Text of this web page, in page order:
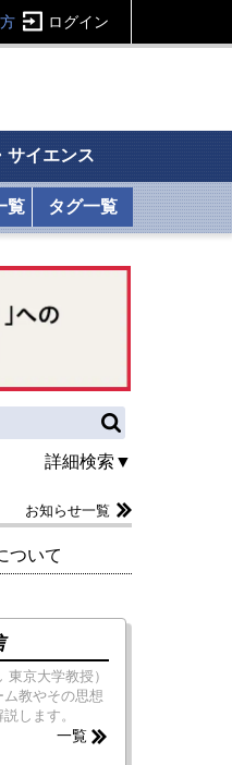
ログイン
サイエンス
覧 タグ一覧
詳細検索▼
お知らせ一覧
ついて
京大学教授）
教やその思想
します。
一覧